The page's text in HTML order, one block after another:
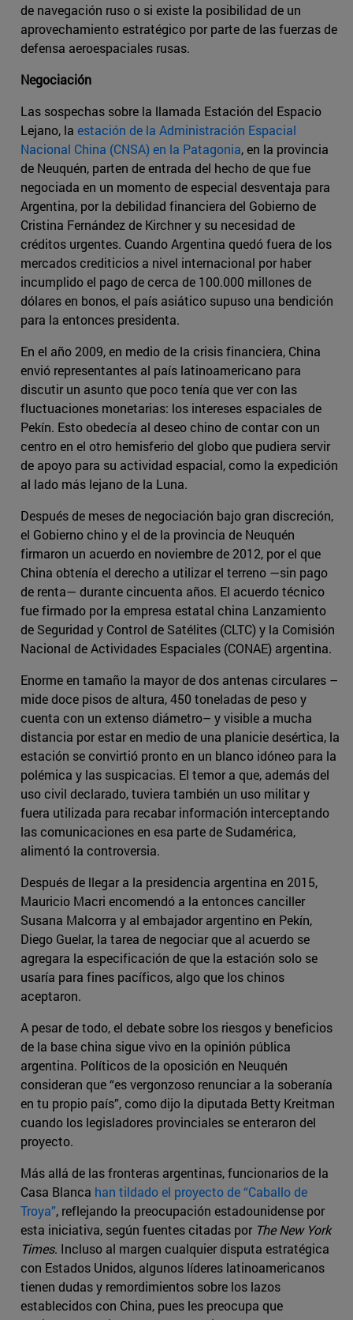
de navegación ruso o si existe la posibilidad de un
aprovechamiento estratégico por parte de las fuerzas de
defensa aeroespaciales rusas.
Negociación
Las sospechas sobre la llamada Estación del Espacio
Lejano, la estación de la Administración Espacial
Nacional China (CNSA) en la Patagonia, en la provincia
de Neuquén, parten de entrada del hecho de que fue
negociada en un momento de especial desventaja para
Argentina, por la debilidad financiera del Gobierno de
Cristina Fernández de Kirchner y su necesidad de
créditos urgentes. Cuando Argentina quedó fuera de los
mercados crediticios a nivel internacional por haber
incumplido el pago de cerca de 100.000 millones de
dólares en bonos, el país asiático supuso una bendición
para la entonces presidenta.
En el año 2009, en medio de la crisis financiera, China
envió representantes al país latinoamericano para
discutir un asunto que poco tenía que ver con las
fluctuaciones monetarias: los intereses espaciales de
Pekín. Esto obedecía al deseo chino de contar con un
centro en el otro hemisferio del globo que pudiera servir
de apoyo para su actividad espacial, como la expedición
al lado más lejano de la Luna.
Después de meses de negociación bajo gran discreción,
el Gobierno chino y el de la provincia de Neuquén
firmaron un acuerdo en noviembre de 2012, por el que
China obtenía el derecho a utilizar el terreno —sin pago
de renta— durante cincuenta años. El acuerdo técnico
fue firmado por la empresa estatal china Lanzamiento
de Seguridad y Control de Satélites (CLTC) y la Comisión
Nacional de Actividades Espaciales (CONAE) argentina.
Enorme en tamaño la mayor de dos antenas circulares –
mide doce pisos de altura, 450 toneladas de peso y
cuenta con un extenso diámetro– y visible a mucha
distancia por estar en medio de una planicie desértica, la
estación se convirtió pronto en un blanco idóneo para la
polémica y las suspicacias. El temor a que, además del
uso civil declarado, tuviera también un uso militar y
fuera utilizada para recabar información interceptando
las comunicaciones en esa parte de Sudamérica,
alimentó la controversia.
Después de llegar a la presidencia argentina en 2015,
Mauricio Macri encomendó a la entonces canciller
Susana Malcorra y al embajador argentino en Pekín,
Diego Guelar, la tarea de negociar que al acuerdo se
agregara la especificación de que la estación solo se
usaría para fines pacíficos, algo que los chinos
aceptaron.
A pesar de todo, el debate sobre los riesgos y beneficios
de la base china sigue vivo en la opinión pública
argentina. Políticos de la oposición en Neuquén
consideran que “es vergonzoso renunciar a la soberanía
en tu propio país”, como dijo la diputada Betty Kreitman
cuando los legisladores provinciales se enteraron del
proyecto.
Más allá de las fronteras argentinas, funcionarios de la
Casa Blanca han tildado el proyecto de “Caballo de
Troya”, reflejando la preocupación estadounidense por
esta iniciativa, según fuentes citadas porThe New York
Times. Incluso al margen cualquier disputa estratégica
con Estados Unidos, algunos líderes latinoamericanos
tienen dudas y remordimientos sobre los lazos
establecidos con China, pues les preocupa que